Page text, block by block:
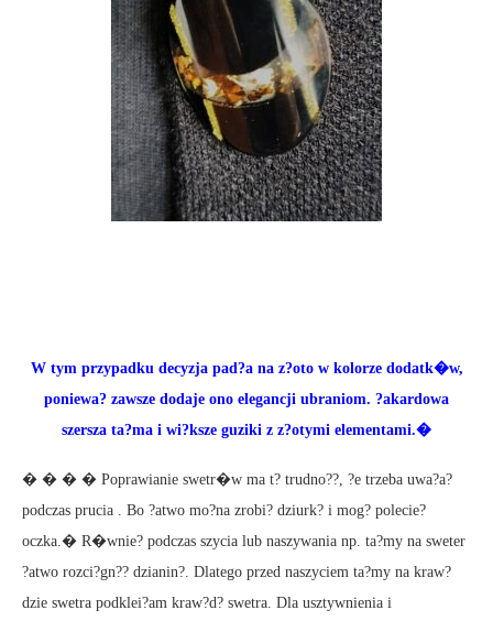
W tym przypadku decyzja pad?a na z?oto w kolorze dodatk�w,
poniewa? zawsze dodaje ono elegancji ubraniom. ?akardowa
szersza ta?ma i wi?ksze guziki z z?otymi elementami.�
� � � � Poprawianie swetr�w ma t? trudno??, ?e trzeba uwa?a?
podczas prucia . Bo ?atwo mo?na zrobi? dziurk? i mog? polecie?
oczka.� R�wnie? podczas szycia lub naszywania np. ta?my na sweter
?atwo rozci?gn?? dzianin?. Dlatego przed naszyciem ta?my na kraw?
dzie swetra podklei?am kraw?d? swetra. Dla usztywnienia i